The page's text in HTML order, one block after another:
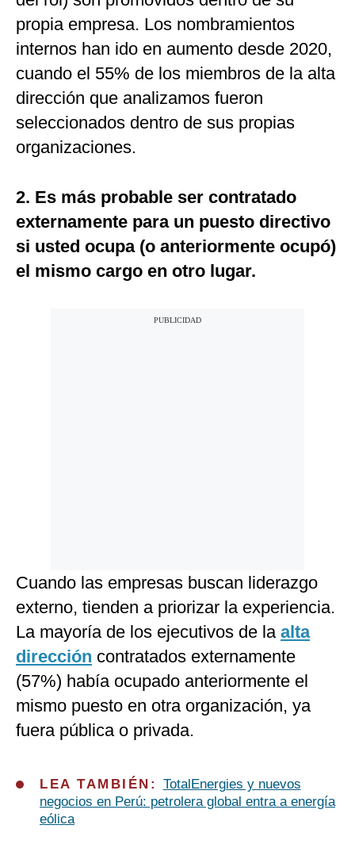
propia empresa. Los nombramientos
internos han ido en aumento desde 2020,
cuando el 55% de los miembros de la alta
dirección que analizamos fueron
seleccionados dentro de sus propias
organizaciones.
2. Es más probable ser contratado
externamente para un puesto directivo
si usted ocupa (o anteriormente ocupó)
el mismo cargo en otro lugar.
Cuando las empresas buscan liderazgo
externo, tienden a priorizar la experiencia.
La mayoría de los ejecutivos de la alta
dirección contratados externamente
(57%) había ocupado anteriormente el
mismo puesto en otra organización, ya
fuera pública o privada.
LEA TAMBIÉN: TotalEnergies y nuevos
negocios en Perú: petrolera global entra a energía
eólica